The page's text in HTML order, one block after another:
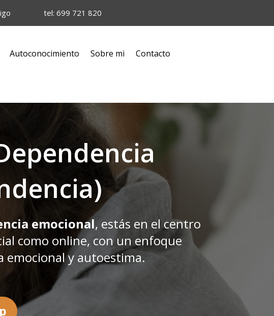
tel: 699 721 820
Autoconocimiento Sobre mi Contacto
emocional, estás en el centro
como online, con un enfoque
y autoestima.